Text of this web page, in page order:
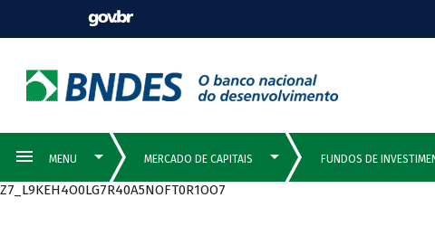
Z7_L9KEH4O0LG7R40A5NOFT0R1OO7